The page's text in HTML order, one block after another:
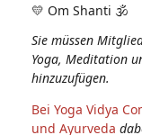
💛 Om Shanti 🕉
Sie müssen
Yoga, Meditation
hinzuzufügen.
Bei Yoga Vidya
und Ayurveda